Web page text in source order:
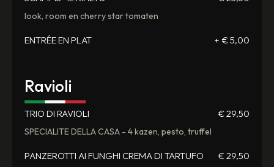
look, room en cherry star tomaten
ENTRÉE EN PLAT + € 5,00
Ravioli
TRIO DI RAVIOLI € 29,50
SPECIALITE DELLA CASA - 4 kazen, pesto, truffel
PANZEROTTI AI FUNGHI CREMA DI TARTUFO € 29,50